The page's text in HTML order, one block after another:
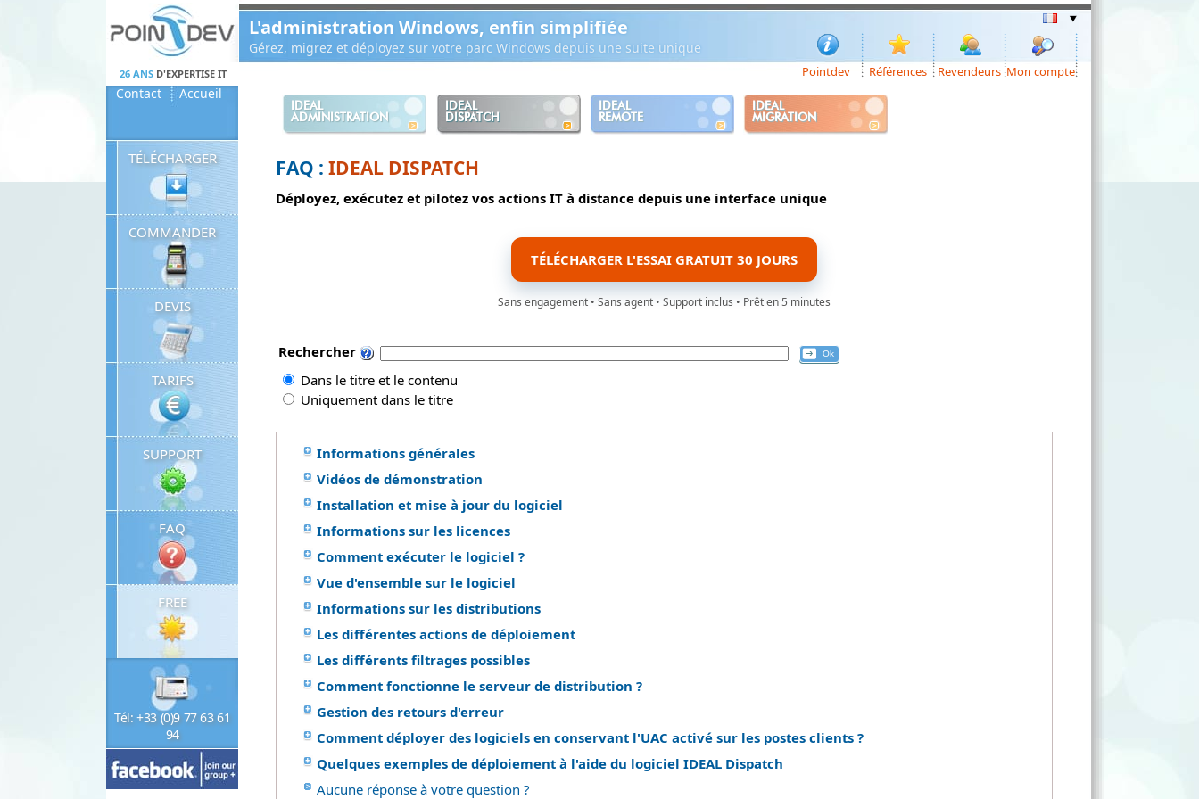
L'administration Windows, enfin simplifiée
Gérez, migrez et déployez sur votre parc Windows depuis une suite unique
26 ANS D'EXPERTISE IT Pointdev Références Revendeurs Mon compte
Contact Accueil
IDEAL
ADMINISTRATION
IDEAL
DISPATCH
IDEAL
REMOTE
IDEAL
MIGRATION
TÉLÉCHARGER
COMMANDER
DEVIS
TARIFS
SUPPORT
FAQ
FREE
Tél: +33 (0)9 77 63 61
94
FAQ :IDEAL DISPATCH
Déployez, exécutez et pilotez vos actions IT à distance depuis une interface unique
TÉLÉCHARGER L'ESSAI GRATUIT 30 JOURS
Sans engagement • Sans agent • Support inclus • Prêt en 5 minutes
Rechercher
Dans le titre et le contenu
Uniquement dans le titre
Informations générales
Vidéos de démonstration
Installation et mise à jour du logiciel
Informations sur les licences
Comment exécuter le logiciel ?
Vue d'ensemble sur le logiciel
Informations sur les distributions
Les différentes actions de déploiement
Les différents filtrages possibles
Comment fonctionne le serveur de distribution ?
Gestion des retours d'erreur
Comment déployer des logiciels en conservant l'UAC activé sur les postes clients ?
Quelques exemples de déploiement à l'aide du logiciel IDEAL Dispatch
Aucune réponse à votre question ?
Panneau de gestion des cookies